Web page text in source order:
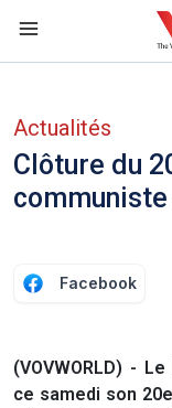
Actualités
Clôture du
Facebook
(VOVWORLD) -
ce samedi son